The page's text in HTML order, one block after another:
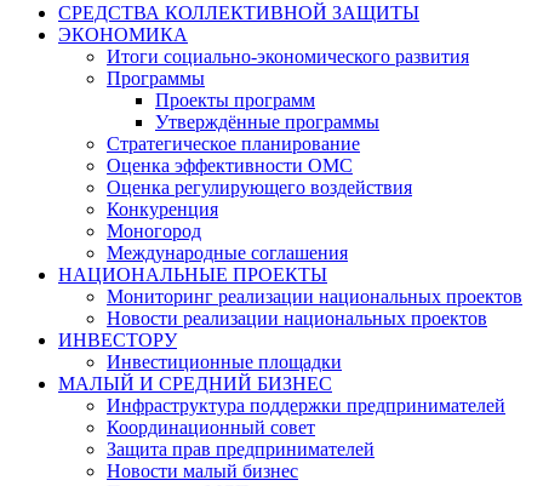
СРЕДСТВА КОЛЛЕКТИВНОЙ ЗАЩИТЫ
ЭКОНОМИКА
Итоги социально-экономического развития
Программы
Проекты программ
Утверждённые программы
Стратегическое планирование
Оценка эффективности ОМС
Оценка регулирующего воздействия
Конкуренция
Моногород
Международные соглашения
НАЦИОНАЛЬНЫЕ ПРОЕКТЫ
Мониторинг реализации национальных проектов
Новости реализации национальных проектов
ИНВЕСТОРУ
Инвестиционные площадки
МАЛЫЙ И СРЕДНИЙ БИЗНЕС
Инфраструктура поддержки предпринимателей
Координационный совет
Защита прав предпринимателей
Новости малый бизнес